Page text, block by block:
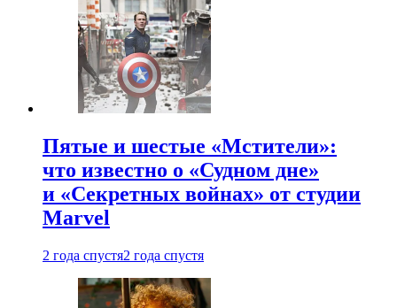
Пятые и шестые «Мстители»:
что известно о «Судном дне»
и «Секретных войнах» от студии
Marvel
2 года спустя2 года спустя